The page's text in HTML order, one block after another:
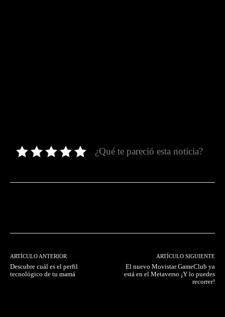
¿Qué te pareció esta noticia?
ARTÍCULO ANTERIOR
Descubre cuál es el perfil
tecnológico de tu mamá
ARTÍCULO SIGUIENTE
El nuevo Movistar GameClub ya
está en el Metaverso ¡Y lo puedes
recorrer!